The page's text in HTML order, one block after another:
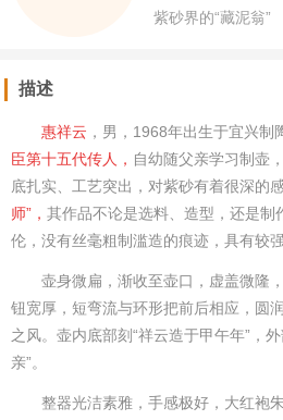
紫砂界的“藏泥翁”
描述
惠祥云 ，男，1968年出生于宜兴制
臣第十五代传人， 自幼随父亲学习制壶
底扎实、工艺突出，对紫砂有着很深的
师”， 其作品不论是选料、造型，还是制
伦，没有丝毫粗制滥造的痕迹，具有较
壶身微扁，渐收至壶口，虚盖微隆
钮宽厚，短弯流与环形把前后相应，圆
之风。壶内底部刻“祥云造于甲午年”，
亲”。
整器光洁素雅，手感极好，大红袍